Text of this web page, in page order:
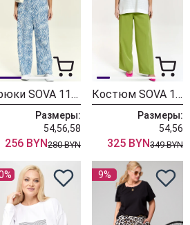
Брюки SOVA 11218 дизайн джинс
Размеры:
54,56,58
256 BYN280 BYN
Костюм SOVA 11219 молочный, олива
Размеры:
54,56
325 BYN349 BYN
9%